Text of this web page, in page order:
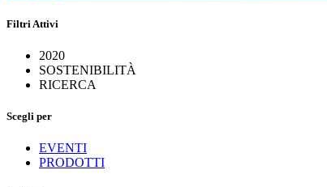
Filtri Attivi
2020
SOSTENIBILITÀ
RICERCA
Scegli per
EVENTI
PRODOTTI